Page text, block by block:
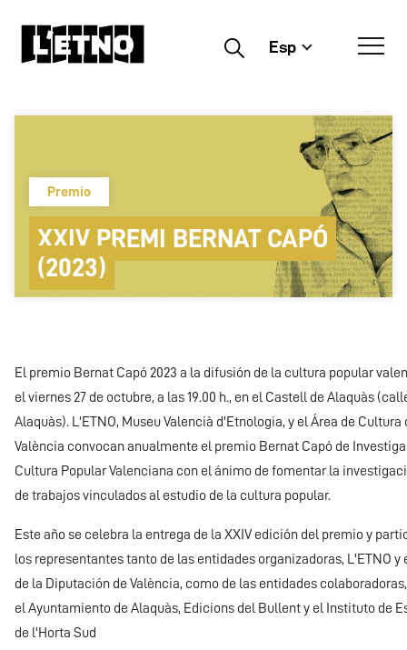
Buscar Esp
Premio
XXIV PREMI BERNAT CAPÓ
(2023)
El premio Bernat Capó 2023 a la difusión de la cultura popular
el viernes 27 de octubre, a las 19.00 h., en el Castell de Alaquàs
Alaquàs). L'ETNO, Museu Valencià d'Etnologia, y el Área de
València convocan anualmente el premio Bernat Capó de
Cultura Popular Valenciana con el ánimo de fomentar la
de trabajos vinculados al estudio de la cultura popular.
Este año se celebra la entrega de la XXIV edición del premio y
los representantes tanto de las entidades organizadoras, L'ETNO y
de la Diputación de València, como de las entidades
el Ayuntamiento de Alaquàs, Edicions del Bullent y el Instituto de
de l'Horta Sud